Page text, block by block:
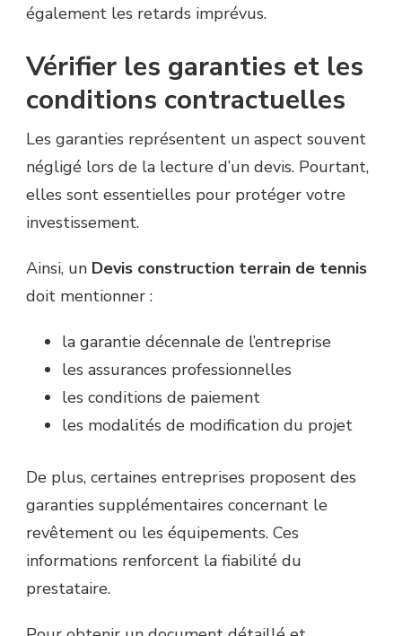
également les retards imprévus.
Vérifier les garanties et les
conditions contractuelles
Les garanties représentent un aspect souvent
négligé lors de la lecture d’un devis. Pourtant,
elles sont essentielles pour protéger votre
investissement.
Ainsi, un Devis construction terrain de tennis
doit mentionner :
la garantie décennale de l’entreprise
les assurances professionnelles
les conditions de paiement
les modalités de modification du projet
De plus, certaines entreprises proposent des
garanties supplémentaires concernant le
revêtement ou les équipements. Ces
informations renforcent la fiabilité du
prestataire.